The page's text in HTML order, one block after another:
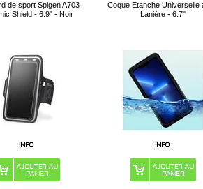
de sport Spigen A703
Shield - 6.9" - Noir
Coque Étanche Universelle
Lanière - 6.7"